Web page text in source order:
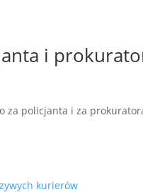
i
za policjanta i za